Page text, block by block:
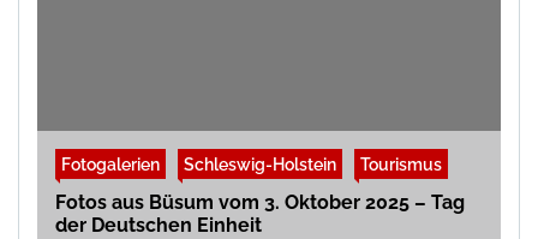
Fotogalerien Schleswig-Holstein Tourismus
Fotos aus Büsum vom 3. Oktober 2025 – Tag
der Deutschen Einheit